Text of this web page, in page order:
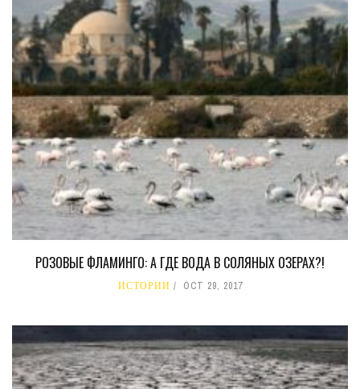
РОЗОВЫЕ ФЛАМИНГО: А ГДЕ ВОДА В СОЛЯНЫХ ОЗЕРАХ?!
ИСТОРИИ OCT 29, 2017